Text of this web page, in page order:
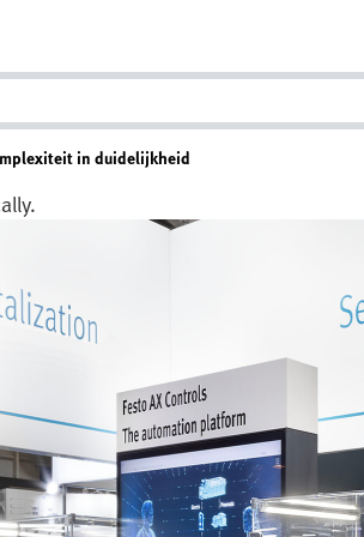
in duidelijkheid